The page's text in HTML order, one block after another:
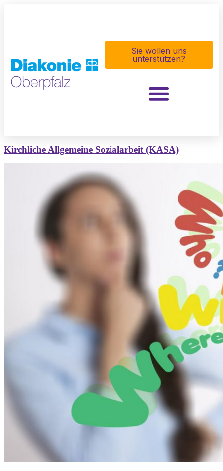
Sie wollen uns
unterstützen?
Kirchliche Allgemeine Sozialarbeit (KASA)